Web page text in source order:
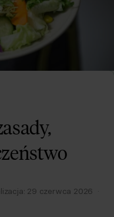
29 czerwca 2026 ·